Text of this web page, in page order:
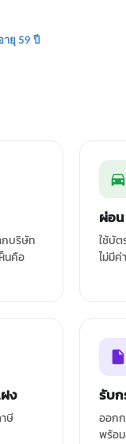
ยุ 59 ปี
กบริษัท
นคือ
ผ่อ
ใช้บัต
ไม่มีค่
ง
ษี
รับ
ออกก
พร้อ